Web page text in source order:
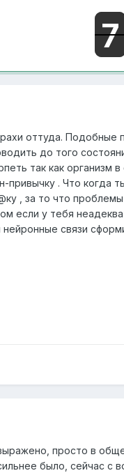
оттуда. Подобные
до того
так как организм
. Что когда
, за то что
если у тебя
связи
просто в
было, сейчас с